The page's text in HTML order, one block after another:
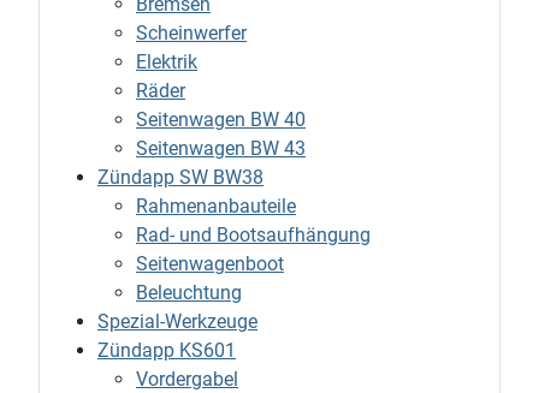
Bremsen
Scheinwerfer
Elektrik
Räder
Seitenwagen BW 40
Seitenwagen BW 43
Zündapp SW BW38
Rahmenanbauteile
Rad- und Bootsaufhängung
Seitenwagenboot
Beleuchtung
Spezial-Werkzeuge
Zündapp KS601
Vordergabel